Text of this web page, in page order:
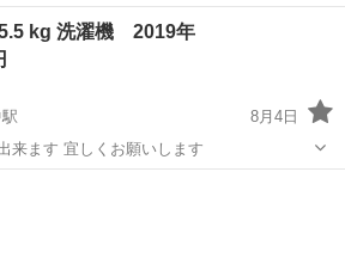
kg 洗濯機 2019年
8月4日
来ます 宜しくお願いします